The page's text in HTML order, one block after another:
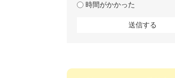
時間がかかった